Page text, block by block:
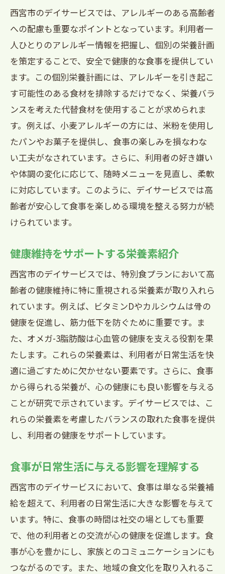
西宮市のデイサービスでは、アレルギーのある高齢者
への配慮も重要なポイントとなっています。利用者一
人ひとりのアレルギー情報を把握し、個別の栄養計画
を策定することで、安全で健康的な食事を提供してい
ます。この個別栄養計画には、アレルギーを引き起こ
す可能性のある食材を排除するだけでなく、栄養バラ
ンスを考えた代替食材を使用することが求められま
す。例えば、小麦アレルギーの方には、米粉を使用し
たパンやお菓子を提供し、食事の楽しみを損なわな
い工夫がなされています。さらに、利用者の好き嫌い
や体調の変化に応じて、随時メニューを見直し、柔軟
に対応しています。このように、デイサービスでは高
齢者が安心して食事を楽しめる環境を整える努力が続
けられています。
健康維持をサポートする栄養素紹介
西宮市のデイサービスでは、特別食プランにおいて高
齢者の健康維持に特に重視される栄養素が取り入れら
れています。例えば、ビタミンDやカルシウムは骨の
健康を促進し、筋力低下を防ぐために重要です。ま
た、オメガ-3脂肪酸は心血管の健康を支える役割を果
たします。これらの栄養素は、利用者が日常生活を快
適に過ごすために欠かせない要素です。さらに、食事
から得られる栄養が、心の健康にも良い影響を与える
ことが研究で示されています。デイサービスでは、こ
れらの栄養素を考慮したバランスの取れた食事を提供
し、利用者の健康をサポートしています。
食事が日常生活に与える影響を理解する
西宮市のデイサービスにおいて、食事は単なる栄養補
給を超えて、利用者の日常生活に大きな影響を与えて
います。特に、食事の時間は社交の場としても重要
で、他の利用者との交流が心の健康を促進します。食
事が心を豊かにし、家族とのコミュニケーションにも
つながるのです。また、地域の食文化を取り入れるこ